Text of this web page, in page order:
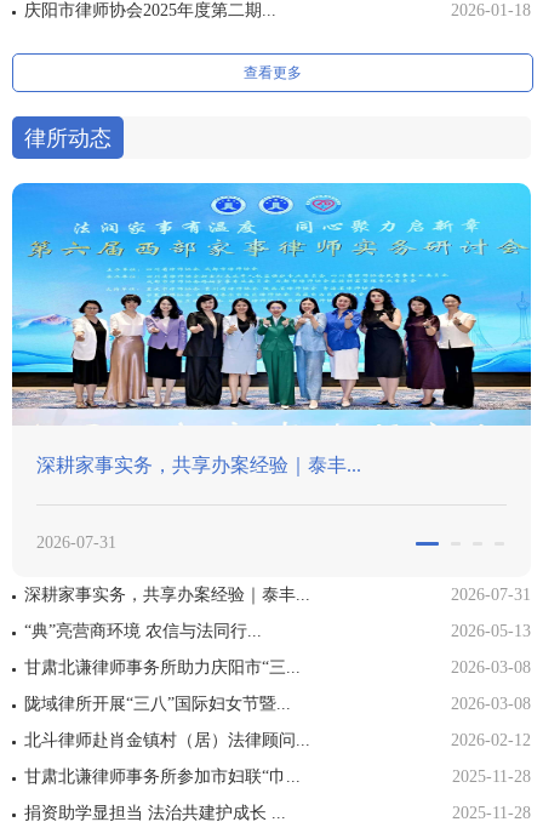
庆阳市律师协会2025年度第二期...
2026-01-18
查看更多
律所动态
丰... 甘肃北谦律师事务所助力庆阳
深耕家事实务，共享办案经验｜泰丰...
2026-07-31
“典”亮营商环境 农信与法同行...
2026-05-13
甘肃北谦律师事务所助力庆阳市“三...
2026-03-08
陇域律所开展“三八”国际妇女节暨...
2026-03-08
北斗律师赴肖金镇村（居）法律顾问...
2026-02-12
甘肃北谦律师事务所参加市妇联“巾...
2025-11-28
捐资助学显担当 法治共建护成长 ...
2025-11-28